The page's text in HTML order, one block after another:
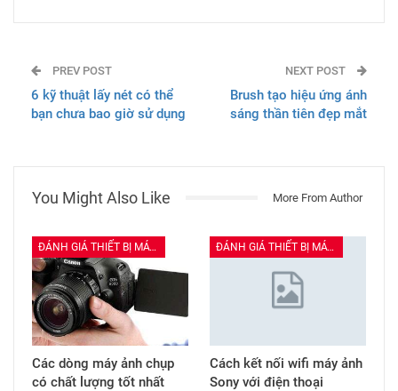
PREV POST
6 kỹ thuật lấy nét có thể
bạn chưa bao giờ sử dụng
NEXT POST
Brush tạo hiệu ứng ánh
sáng thần tiên đẹp mắt
You Might Also Like More From Author
ĐÁNH GIÁ THIẾT BỊ MÁY ẢNH
Các dòng máy ảnh chụp
có chất lượng tốt nhất
ĐÁNH GIÁ THIẾT BỊ MÁY ẢNH
Cách kết nối wifi máy ảnh
Sony với điện thoại